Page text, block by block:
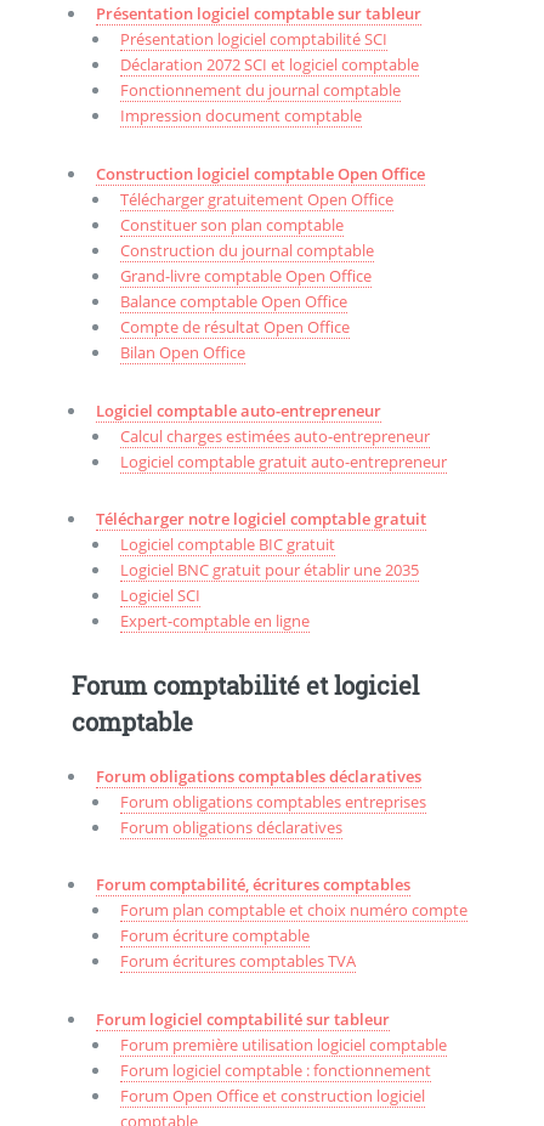
Présentation logiciel comptable sur tableur
Présentation logiciel comptabilité SCI
Déclaration 2072 SCI et logiciel comptable
Fonctionnement du journal comptable
Impression document comptable
Construction logiciel comptable Open Office
Télécharger gratuitement Open Office
Constituer son plan comptable
Construction du journal comptable
Grand-livre comptable Open Office
Balance comptable Open Office
Compte de résultat Open Office
Bilan Open Office
Logiciel comptable auto-entrepreneur
Calcul charges estimées auto-entrepreneur
Logiciel comptable gratuit auto-entrepreneur
Télécharger notre logiciel comptable gratuit
Logiciel comptable BIC gratuit
Logiciel BNC gratuit pour établir une 2035
Logiciel SCI
Expert-comptable en ligne
Forum comptabilité et logiciel
comptable
Forum obligations comptables déclaratives
Forum obligations comptables entreprises
Forum obligations déclaratives
Forum comptabilité, écritures comptables
Forum plan comptable et choix numéro compte
Forum écriture comptable
Forum écritures comptables TVA
Forum logiciel comptabilité sur tableur
Forum première utilisation logiciel comptable
Forum logiciel comptable : fonctionnement
Forum Open Office et construction logiciel
comptable